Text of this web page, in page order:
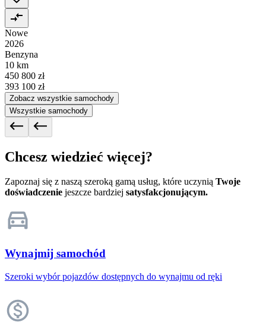
Nowe
2026
Benzyna
10 km
450 800 zł
393 100 zł
Zobacz wszystkie samochody
Wszystkie samochody
Chcesz wiedzieć więcej?
Zapoznaj się z naszą szeroką gamą usług, które uczynią Twoje
doświadczenie jeszcze bardziej satysfakcjonującym.
Wynajmij samochód
Szeroki wybór pojazdów dostępnych do wynajmu od ręki